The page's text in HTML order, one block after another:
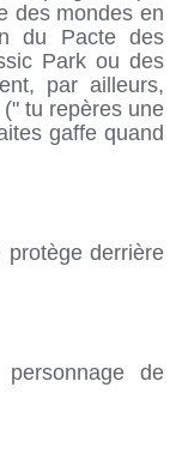
des mondes en
du Pacte des
Park ou des
par ailleurs,
tu repères une
gaffe quand
protège derrière
de